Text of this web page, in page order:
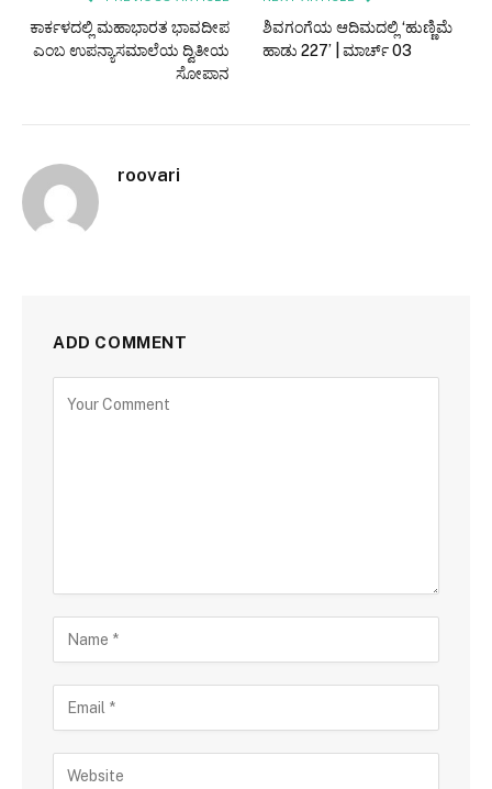
ಕಾರ್ಕಳದಲ್ಲಿ ಮಹಾಭಾರತ ಭಾವದೀಪ
ಎಂಬ ಉಪನ್ಯಾಸಮಾಲೆಯ ದ್ವಿತೀಯ
ಸೋಪಾನ
ಶಿವಗಂಗೆಯ ಆದಿಮದಲ್ಲಿ ‘ಹುಣ್ಣಿಮೆ
ಹಾಡು 227’ | ಮಾರ್ಚ್ 03
roovari
ADD COMMENT